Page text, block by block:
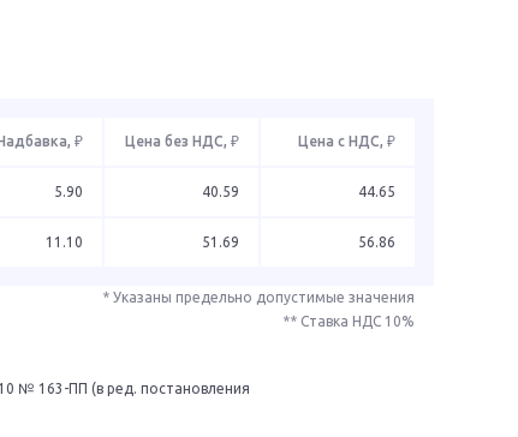
₽ Цена без НДС, ₽ Цена с НДС, ₽
5.90 40.59 44.65
11.10 51.69 56.86
* Указаны предельно допустимые значения
** Ставка НДС 10%
№ 163-ПП (в ред. постановления